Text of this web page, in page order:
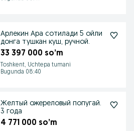
Арлекин Ара сотилади 5 ойли
донга тушкан куш, ручной.
33 397 000 so’m
Toshkent, Uchtepa tumani
Bugunda 08:40
Желтый ожереловый попугай.
3 года
4 771 000 so’m